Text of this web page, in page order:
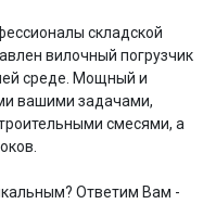
складской
вилочный погрузчик
среде. Мощный и
вашими задачами,
смесями, а
Ответим Вам -